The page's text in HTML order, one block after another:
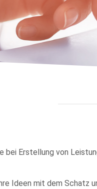
bei Erstellung von
Ideen mit dem Schatz